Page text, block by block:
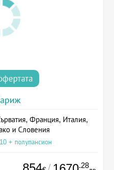
Франция, Италия,
и Словения
+ полупансион
/ .28